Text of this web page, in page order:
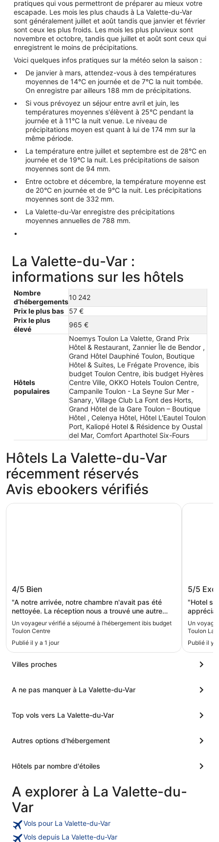
pratiques qui vous permettront de préparer au mieux votre
escapade. Les mois les plus chauds à La Valette-du-Var
sont généralement juillet et août tandis que janvier et février
sont ceux les plus froids. Les mois les plus pluvieux sont
novembre et octobre, tandis que juillet et août sont ceux qui
enregistrent le moins de précipitations.
Voici quelques infos pratiques sur la météo selon la saison :
De janvier à mars, attendez-vous à des températures
moyennes de 14°C en journée et de 7°C la nuit tombée.
On enregistre par ailleurs 188 mm de précipitations.
Si vous prévoyez un séjour entre avril et juin, les
températures moyennes s'élèvent à 25°C pendant la
journée et à 11°C la nuit venue. Le niveau de
précipitations moyen est quant à lui de 174 mm sur la
même période.
La température entre juillet et septembre est de 28°C en
journée et de 19°C la nuit. Les précipitations de saison
moyennes sont de 94 mm.
Entre octobre et décembre, la température moyenne est
de 20°C en journée et de 9°C la nuit. Les précipitations
moyennes sont de 332 mm.
La Valette-du-Var enregistre des précipitations
moyennes annuelles de 788 mm.
La Valette-du-Var :
informations sur les hôtels
Nombre
d’hébergements
10 242
Prix le plus bas
57 €
Prix le plus
élevé
965 €
Hôtels
populaires
Noemys Toulon La Valette, Grand Prix
Hôtel & Restaurant, Zannier Île de Bendor ,
Grand Hôtel Dauphiné Toulon, Boutique
Hôtel & Suites, Le Frégate Provence, ibis
budget Toulon Centre, ibis budget Hyères
Centre Ville, OKKO Hotels Toulon Centre,
Campanile Toulon - La Seyne Sur Mer -
Sanary, Village Club La Font des Horts,
Grand Hôtel de la Gare Toulon – Boutique
Hôtel , Celenya Hôtel, Hôtel L'Eautel Toulon
Port, Kaliopé Hotel & Résidence by Oustal
del Mar, Comfort Aparthotel Six-Fours
Hôtels La Valette-du-Var
récemment réservés
Avis ebookers vérifiés
ibis budget Toulon Centre
4/5 Bien
"A notre arrivée, notre chambre n'avait pas été
nettoyée. La réception nous a trouvé une autre
chambre mais sans SDB. La douche était dans la
chambre donc aucune intimité 😟. La seconde
Un voyageur vérifié a séjourné à l’hébergement ibis budget
Toulon Centre
Publié il y a 1 jour
ibis budget Toulon Centre
5/5
"Hotel
raffinée
Un
Toulon La
Publié il y
Noemys
Villes proches
A ne pas manquer à La Valette-du-Var
Top vols vers La Valette-du-Var
Autres options d'hébergement
Hôtels par nombre d'étoiles
A explorer à La Valette-du-
Var
Vols pour La Valette-du-Var
Vols depuis La Valette-du-Var